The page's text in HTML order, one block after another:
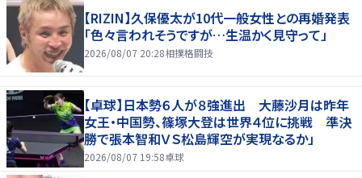
【RIZIN】久保優太が10代一般女性との再婚発表
「色々言われそうですが…生温かく見守って」
2026/08/07 20:28相撲格闘技
【卓球】日本勢６人が８強進出 大藤沙月は昨年
女王・中国勢、篠塚大登は世界４位に挑戦 準決
勝で張本智和ＶＳ松島輝空が実現なるか」
2026/08/07 19:58卓球